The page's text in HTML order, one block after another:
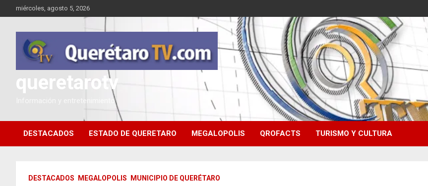
al
miércoles, agosto 5, 2026
queretarotv
Información y entretenimiento
DESTACADOS ESTADO DE QUERETARO MEGALOPOLIS QROFACTS TURISMO Y CULTURA
DESTACADOS MEGALOPOLIS MUNICIPIO DE QUERÉTARO